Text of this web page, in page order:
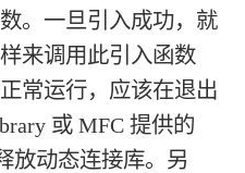
。一旦引入成功，就
来调用此引入函数
常运行，应该在退出
或 MFC 提供的
放动态连接库。另